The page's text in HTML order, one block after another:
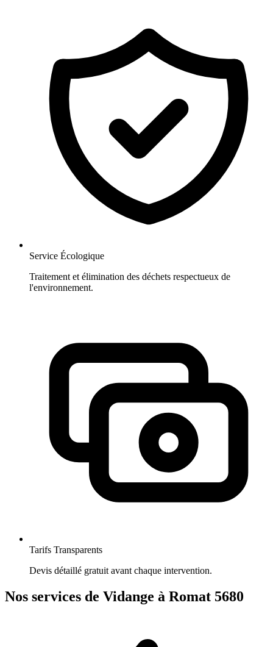
Service Écologique
Traitement et élimination des déchets respectueux de
l'environnement.
Tarifs Transparents
Devis détaillé gratuit avant chaque intervention.
Nos services de Vidange à Romat 5680